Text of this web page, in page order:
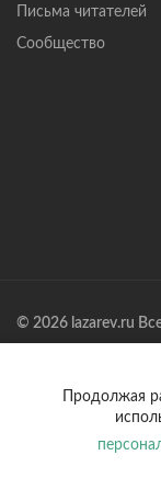
Письма читателей
Сообщество
© 2026 lazarev.ru
Банк: ОАО "АЛЬФА-
Продолжая